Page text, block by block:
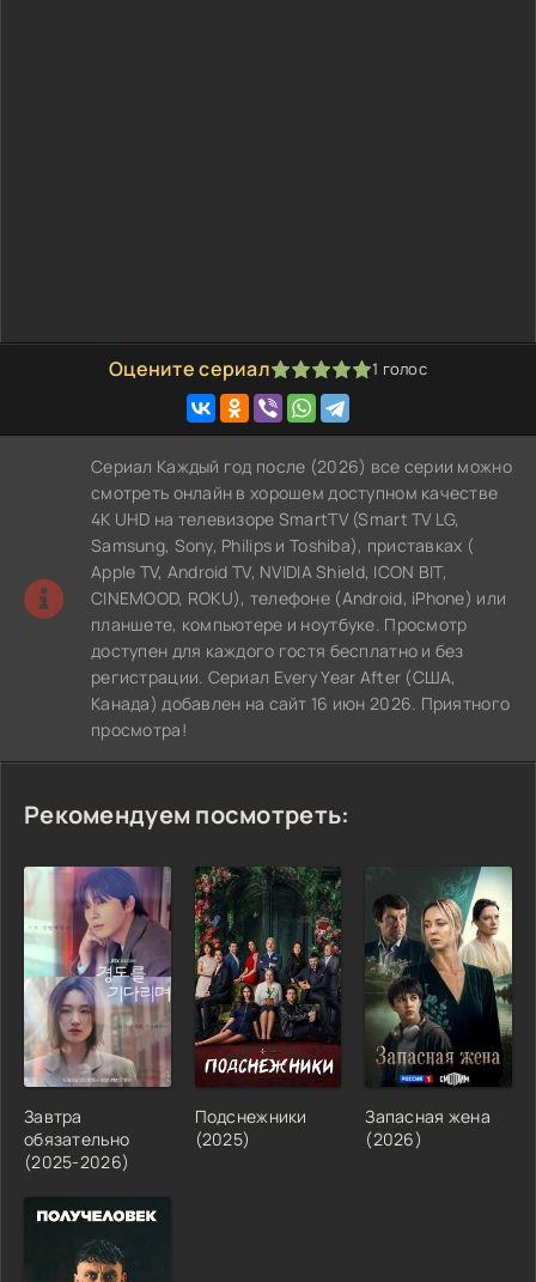
Оцените сериал
1 2 3 4 5 1 голос
Сериал Каждый год после (2026) все серии можно
смотреть онлайн в хорошем доступном качестве
4K UHD на телевизоре SmartTV (Smart TV LG,
Samsung, Sony, Philips и Toshiba), приставках (
Apple TV, Android TV, NVIDIA Shield, ICON BIT,
CINEMOOD, ROKU), телефоне (Android, iPhone) или
планшете, компьютере и ноутбуке. Просмотр
доступен для каждого гостя бесплатно и без
регистрации. Сериал Every Year After (США,
Канада) добавлен на сайт 16 июн 2026. Приятного
просмотра!
Рекомендуем посмотреть:
Завтра
обязательно
(2025-2026)
Подснежники
(2025)
Запасная жена
(2026)